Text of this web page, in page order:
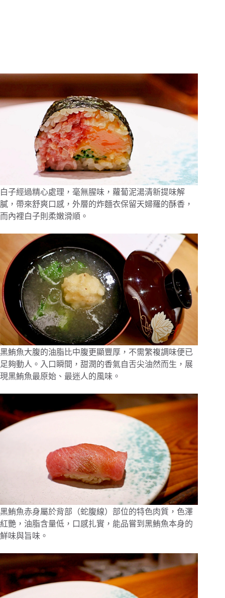
白子經過精心處理，毫無腥味，蘿蔔泥湯清新提味解
膩，帶來舒爽口感，外層的炸麵衣保留天婦羅的酥香，
而內裡白子則柔嫩滑順。
黑鮪魚大腹的油脂比中腹更顯豐厚，不需繁複調味便已
足夠動人。入口瞬間，甜潤的香氣自舌尖油然而生，展
現黑鮪魚最原始、最迷人的風味。
黑鮪魚赤身屬於背部（蛇腹線）部位的特色肉質，色澤
紅艷，油脂含量低，口感扎實，能品嘗到黑鮪魚本身的
鮮味與旨味。